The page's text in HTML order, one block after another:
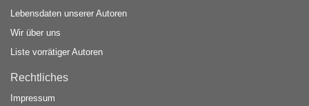
Lebensdaten unserer Autoren
Wir über uns
Liste vorrätiger Autoren
Rechtliches
Impressum